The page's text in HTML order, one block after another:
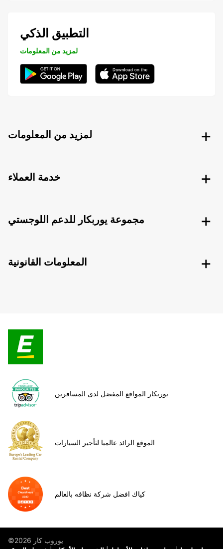
التطبيق الذكي
لمزيد من المعلومات
لمزيد من المعلومات
خدمة العملاء
مجموعة يوربكار للدعم اللوجستي
المعلومات القانونية
يوربكار المواقع المفضل لدى المسافرين
الموقع الرائد عالميا لتأجير السيارات
كياك افضل شركة نظافه بالعالم
©يوروب كار 2026